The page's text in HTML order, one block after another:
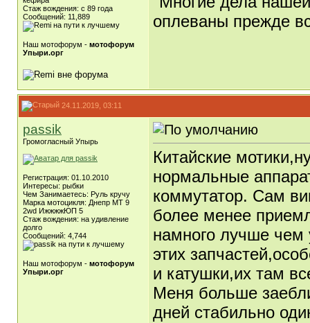
Стаж вождения: с 89 года
Сообщений: 11,889
Наш мотофорум - мотофорум
Упыри.орг
оплеваны прежде
24.11.2019, 03:11
passik
Громогласный Упырь
Регистрация: 01.10.2010
Интересы: рыбки
Чем Занимаетесь: Руль кручу
Марка мотоцикля: Днепр МТ 9
2wd ИжжжжЮП 5
Стаж вождения: на удивление
долго
Сообщений: 4,744
Наш мотофорум - мотофорум
Упыри.орг
Китайские
нормальные
коммутатор. Сам
более менее
намного лучше чем
этих
и катушки,их там
Меня больше
дней стабильно